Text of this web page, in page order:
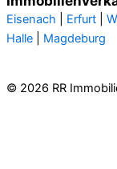
Eisenach Erfurt
Halle
Magdeburg
© 2026 RR